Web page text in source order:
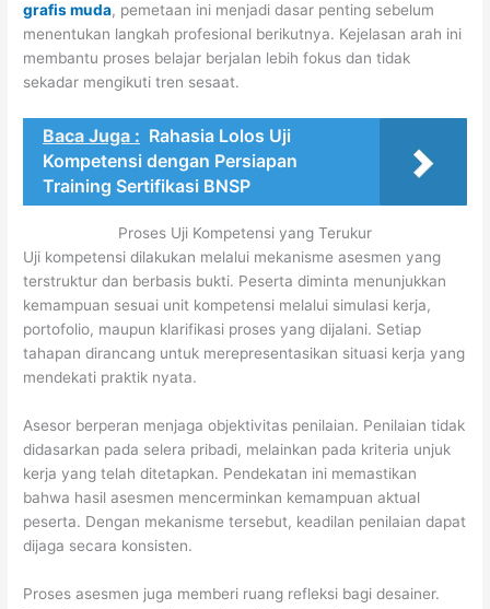
grafis muda, pemetaan ini menjadi dasar penting sebelum
menentukan langkah profesional berikutnya. Kejelasan arah ini
membantu proses belajar berjalan lebih fokus dan tidak
sekadar mengikuti tren sesaat.
Baca Juga : Rahasia Lolos Uji
Kompetensi dengan Persiapan
Training Sertifikasi BNSP
Proses Uji Kompetensi yang Terukur
Uji kompetensi dilakukan melalui mekanisme asesmen yang
terstruktur dan berbasis bukti. Peserta diminta menunjukkan
kemampuan sesuai unit kompetensi melalui simulasi kerja,
portofolio, maupun klarifikasi proses yang dijalani. Setiap
tahapan dirancang untuk merepresentasikan situasi kerja yang
mendekati praktik nyata.
Asesor berperan menjaga objektivitas penilaian. Penilaian tidak
didasarkan pada selera pribadi, melainkan pada kriteria unjuk
kerja yang telah ditetapkan. Pendekatan ini memastikan
bahwa hasil asesmen mencerminkan kemampuan aktual
peserta. Dengan mekanisme tersebut, keadilan penilaian dapat
dijaga secara konsisten.
Proses asesmen juga memberi ruang refleksi bagi desainer.